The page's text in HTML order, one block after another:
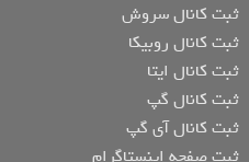
ثبت کانال سروش
ثبت کانال روبیکا
ثبت کانال ایتا
ثبت کانال گپ
ثبت کانال آی گپ